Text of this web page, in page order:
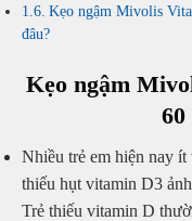
Kẹo ngậm Mivolis
đâu?
Kẹo ngậm
Nhiều trẻ em hiện nay
thiếu hụt vitamin D3
Trẻ thiếu vitamin D